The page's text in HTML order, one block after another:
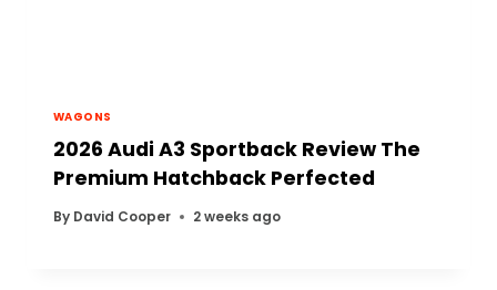
WAGONS
2026 Audi A3 Sportback Review The
Premium Hatchback Perfected
By David Cooper 2 weeks ago